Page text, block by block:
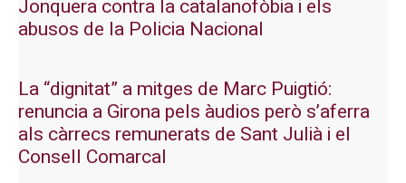
Jonquera contra la catalanofòbia i els
abusos de la Policia Nacional
La “dignitat” a mitges de Marc Puigtió:
renuncia a Girona pels àudios però s’aferra
als càrrecs remunerats de Sant Julià i el
Consell Comarcal